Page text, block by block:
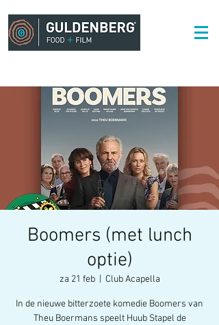
Boomers (met lunch
optie)
za 21 feb
  |
Club Acapella
In de nieuwe bitterzoete komedie Boomers van
Theu Boermans speelt Huub Stapel de